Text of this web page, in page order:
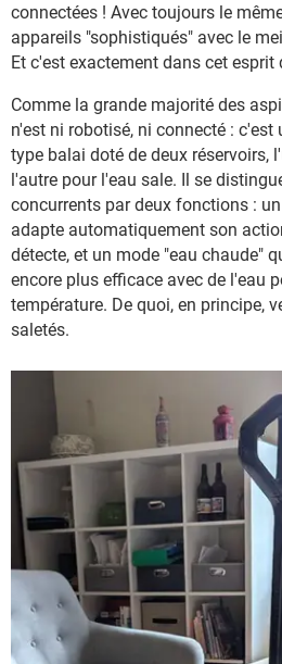
connectées ! Avec toujours le
appareils "sophistiqués" avec le
Et c'est exactement dans cet esprit
Comme la grande majorité des
n'est ni robotisé, ni connecté :
type balai doté de deux réservoirs,
l'autre pour l'eau sale. Il se
concurrents par deux fonctions :
adapte automatiquement son
détecte, et un mode "eau chaude"
encore plus efficace avec de l'eau
température. De quoi, en principe,
saletés.